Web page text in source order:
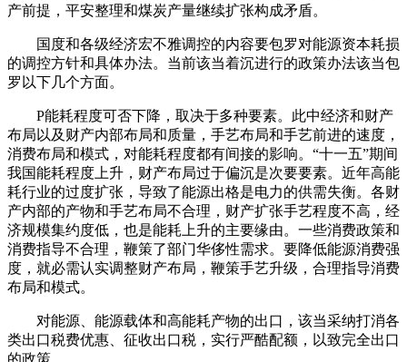
产前提，平安整理和煤炭产量继续扩张构成矛盾。
国度和各级经济宏不雅调控的内容要包罗对能源资本耗损
的调控方针和具体办法。当前该当着沉进行的政策办法该当包
罗以下几个方面。
P能耗程度可否下降，取决于多种要素。此中经济和财产
布局以及财产内部布局和质量，手艺布局和手艺前进的速度，
消费布局和模式，对能耗程度都有间接的影响。“十一五”期间
我国能耗程度上升，财产布局过于偏沉是次要要素。近年高能
耗行业的过度扩张，导致了能源出格是电力的供需失衡。各财
产内部的产物和手艺布局不合理，财产扩张手艺程度不高，经
济规模集约度低，也是能耗上升的主要缘由。一些消费政策和
消费指导不合理，鞭策了部门华侈性需求。要降低能源消费强
度，就必需认实调整财产布局，鞭策手艺升级，合理指导消费
布局和模式。
对能源、能源载体和高能耗产物的出口，该当采纳打消各
类出口税费优惠、征收出口税，实行严酷配额，以致完全出口
的政策。